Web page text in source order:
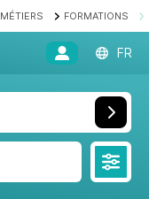
MÉTIERS FORMATIONS
FR